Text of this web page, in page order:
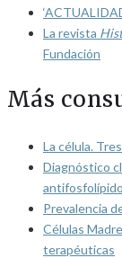
La revista
Fundación
Más
La célula.
Diagnóstico
Prevalencia
Células
terapéuticas